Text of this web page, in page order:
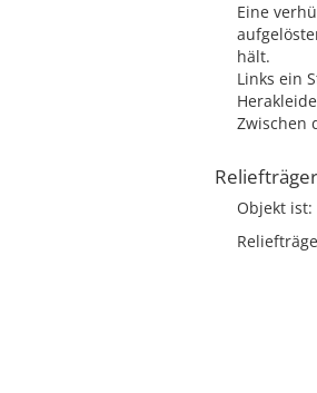
Eine
hält.
Links ein
Zwischen
Reliefträger
Objekt ist